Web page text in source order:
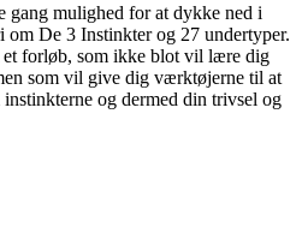
gang mulighed for at dykke ned i
De 3 Instinkter og 27 undertyper.
et forløb, som ikke blot vil lære dig
som vil give dig værktøjerne til at
og dermed din trivsel og